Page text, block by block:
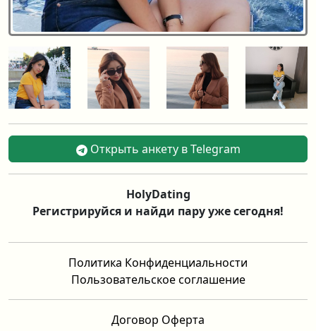
Открыть анкету в Telegram
Политика Конфиденциальности
Пользовательское соглашение
HolyDating
Регистрируйся и найди пару уже сегодня!
Договор Оферта